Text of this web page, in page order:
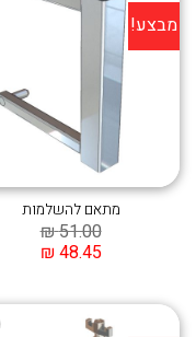
מבצע!
מתאם להשלמות
51.00
₪
48.45
₪